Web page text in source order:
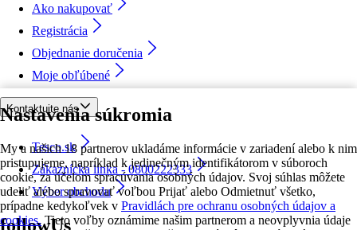
Nastavenia súkromia
My a našich 18 partnerov ukladáme informácie v zariadení alebo k nim
pristupujeme, napríklad k jedinečným identifikátorom v súboroch
cookie, za účelom spracúvania osobných údajov. Svoj súhlas môžete
udeliť alebo spravovať voľbou Prijať alebo Odmietnuť všetko,
prípadne kedykoľvek v Pravidlách pre ochranu osobných údajov a
cookies. Tieto voľby oznámime našim partnerom a neovplyvnia údaje
Ako nakupovať
Registrácia
Objednanie doručenia
Moje obľúbené
Kontaktujte nás
Tesco.sk
Zákaznícka linka - 0800222333
Výber obchodu
followUs